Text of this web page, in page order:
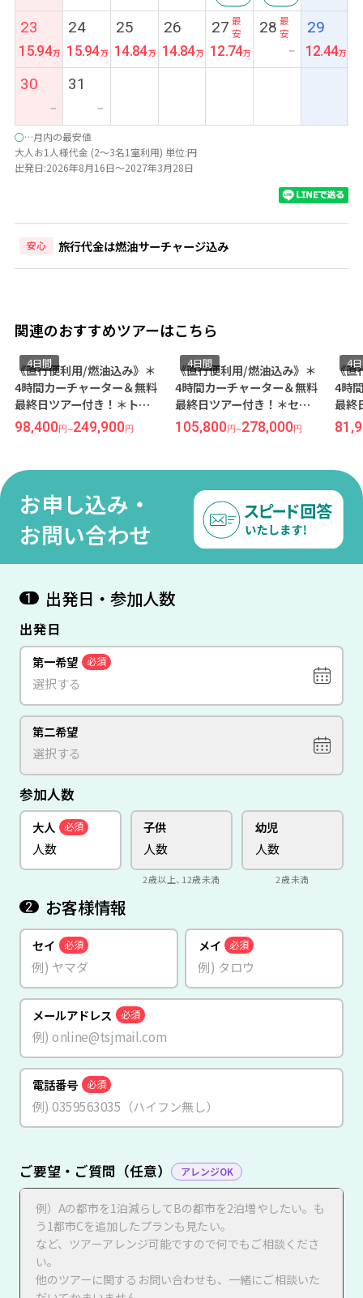
最
安
最
安
23
15.94
24
15.94
25
14.84
26
14.84
27
12.74
28
ー
29
12.44
30
ー
31
ー
○…月内の最安値
大人お1人様代金 (2～3名1室利用) 単位:円
出発日:2026年8月16日～2027年3月28日
安心 旅行代金は燃油サーチャージ込み
関連のおすすめツアーはこちら
《直行便利用/燃油込み》＊
4時間カーチャーター＆無料
最終日ツアー付き！＊トロ
ピカルな雰囲気抜群！1番人
気のホテルに泊まる！『ブ
ーチリゾート/デラックスル
往復専用車送迎★【成田発/
セブパシフィック航空】
4日間
98,400円~249,900円
《直行便利用/燃油込み》＊
4時間カーチャーター＆無料
最終日ツアー付き！＊セブ
島最大級のインフィニティ
プールからサンセットが眺
マクタン セブ』宿泊 セブ島
4日間 ★往復専用車送迎
★【成田発/セブパシフィッ
ク航空】
4日間
105,800円~278,000円
《
4時
最終
から
リ
セブ
迎★
ッ
4
お申し込み・
お問い合わせ
1 出発日・参加人数
出発日
第一希望 必須
第二希望
参加人数
大人 必須 子供
2歳以上、12歳未満
幼児
2歳未満
2 お客様情報
セイ 必須 メイ 必須
メールアドレス 必須
電話番号 必須
ご要望・ご質問（任意） アレンジOK